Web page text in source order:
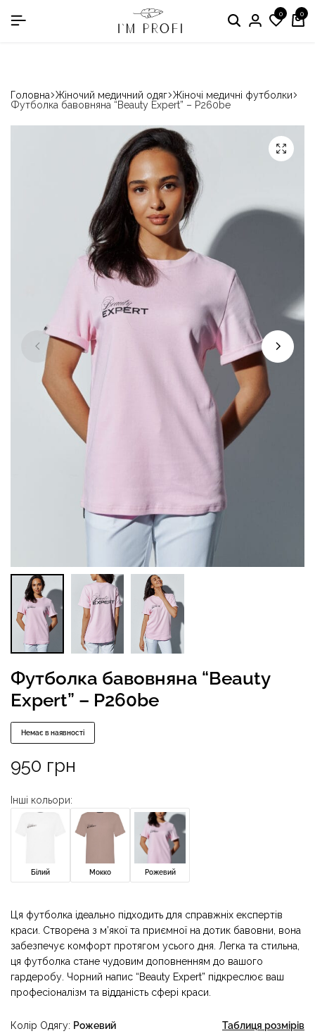
в номінації «Кращій виробник медичного одягу» 0 0
Головна Жіночий медичний одяг Жіночі медичні футболки
Футболка бавовняна “Beauty Expert” – P260be
Футболка бавовняна “Beauty
Expert” – P260be
Немає в наявності
950 грн
Інші кольори:
Білий Мокко Рожевий
Ця футболка ідеально підходить для справжніх експертів
краси. Створена з м’якої та приємної на дотик бавовни, вона
забезпечує комфорт протягом усього дня. Легка та стильна,
ця футболка стане чудовим доповненням до вашого
гардеробу. Чорний напис “Beauty Expert” підкреслює ваш
професіоналізм та відданість сфері краси.
Колір Одягу Рожевий Таблиця розмірів